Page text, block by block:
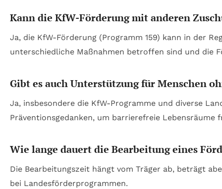
Kann die KfW-Förderung mit anderen
Ja, die KfW-Förderung (Programm 159) kann in der
unterschiedliche Maßnahmen betroffen sind und die
Gibt es auch Unterstützung für Menschen
Ja, insbesondere die KfW-Programme und diverse
Präventionsgedanken, um barrierefreie
Wie lange dauert die Bearbeitung eines
Die Bearbeitungszeit hängt vom Träger ab, beträgt
bei Landesförderprogrammen.